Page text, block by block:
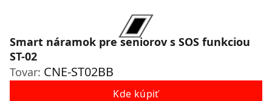
Smart náramok pre seniorov s SOS funkciou
ST-02
Tovar: CNE-ST02BB
Kde kúpiť